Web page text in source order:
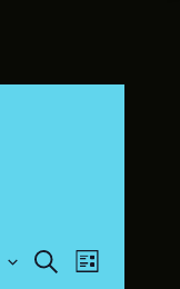
W
S
W
L